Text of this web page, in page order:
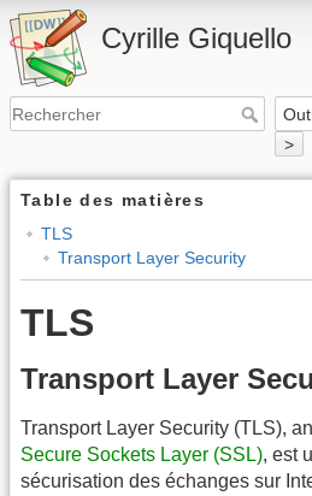
Cyrille Giquello
>
Table des matières
TLS
Transport Layer Security
TLS
Transport Layer
Transport Layer Security (TLS),
Secure Sockets Layer (SSL), est
sécurisation des échanges sur